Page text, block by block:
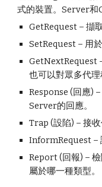
式的裝置。Server和
GetRequest – 擷
SetRequest – 用
GetNextRequest
也可以對眾多代理
Response (回應)
Server的回應。
Trap (設陷) – 接
InformRequest –
Report (回報) –
屬於哪一種類型。